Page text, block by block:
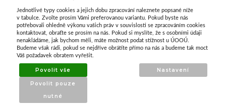
O nás
ATAX Tech je váš spolehlivý partner v oblasti
kotevní techniky, stavebního nářadí a
příslušenství již 32 let.
Specializujeme se na prodej profesionálního
nářadí značky Milwaukee a dalších
Jednotlivé typy cookies a jejich dobu zpracování naleznete popsané níže
v tabulce. Zvolte prosím Vámi preferovanou variantu. Pokud byste nás
potřebovali ohledně výkonu vašich práv v souvislosti se zpracováním cookies
kontaktovat, obraťte se prosím na nás. Pokud si myslíte, že s osobními údaji
nenakládáme, jak bychom měli, máte možnost podat stížnost u ÚOOÚ.
Budeme však rádi, pokud se nejdříve obrátíte přímo na nás a budeme tak moct
Váš požadavek obratem vyřešit.
Povolit vše
Povolit pouze
nutné
Nastavení